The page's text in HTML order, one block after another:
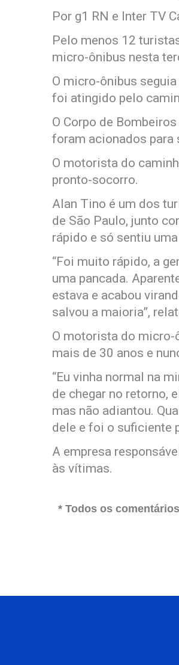
Por g1 RN e Inter TV
Pelo menos 12
micro-ônibus nesta
O micro-ônibus
foi atingido pelo
O Corpo de
foram acionados para
O motorista do
pronto-socorro.
Alan Tino é um dos
de São Paulo, junto
rápido e só sentiu uma
“Foi muito rápido, a
uma pancada.
estava e acabou
salvou a maioria”,
O motorista do micro-
mais de 30 anos e
“Eu vinha normal na
de chegar no retorno,
mas não adiantou.
dele e foi o suficiente
A empresa
às vítimas.
* Todos os